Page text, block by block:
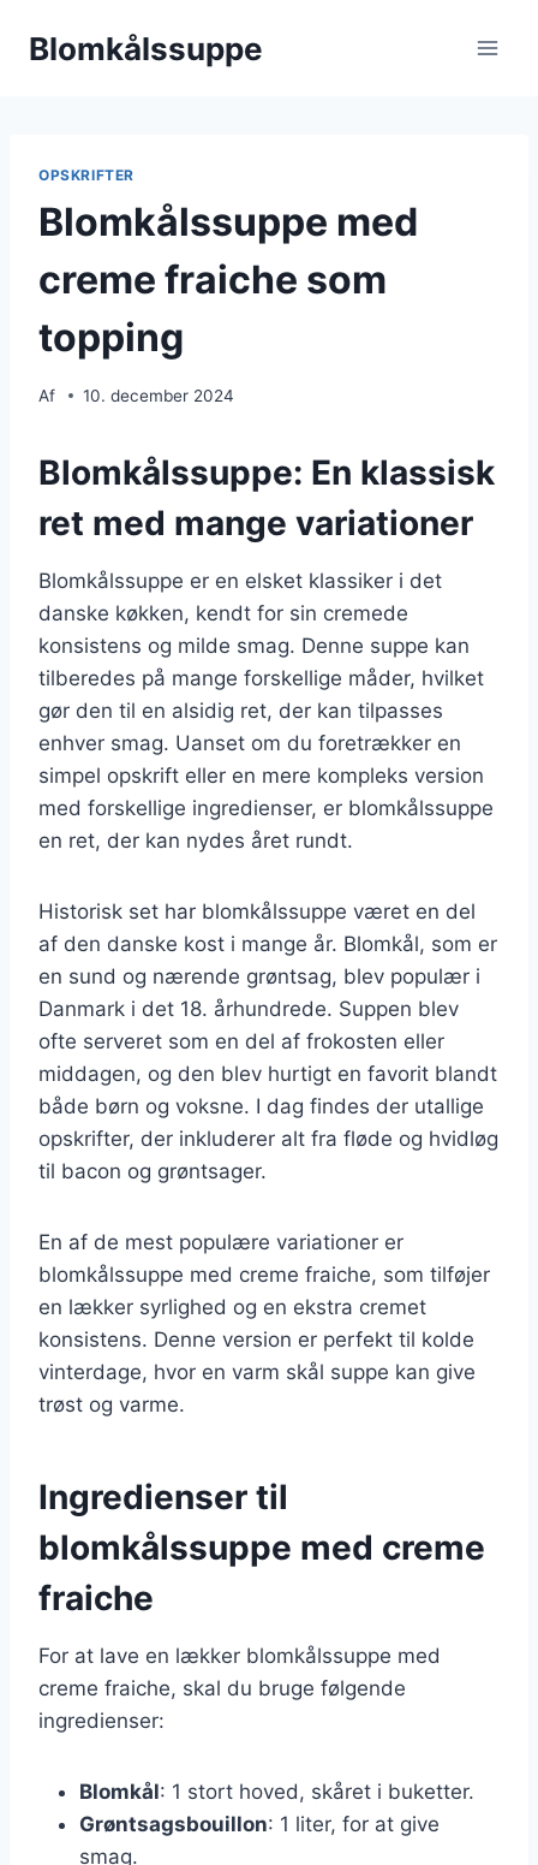
Blomkålssuppe
OPSKRIFTER
Blomkålssuppe med
creme fraiche som
topping
Af 10. december 2024
Blomkålssuppe: En klassisk
ret med mange variationer
Blomkålssuppe er en elsket klassiker i det
danske køkken, kendt for sin cremede
konsistens og milde smag. Denne suppe kan
tilberedes på mange forskellige måder, hvilket
gør den til en alsidig ret, der kan tilpasses
enhver smag. Uanset om du foretrækker en
simpel opskrift eller en mere kompleks version
med forskellige ingredienser, er blomkålssuppe
en ret, der kan nydes året rundt.
Historisk set har blomkålssuppe været en del
af den danske kost i mange år. Blomkål, som er
en sund og nærende grøntsag, blev populær i
Danmark i det 18. århundrede. Suppen blev
ofte serveret som en del af frokosten eller
middagen, og den blev hurtigt en favorit blandt
både børn og voksne. I dag findes der utallige
opskrifter, der inkluderer alt fra fløde og hvidløg
til bacon og grøntsager.
En af de mest populære variationer er
blomkålssuppe med creme fraiche, som tilføjer
en lækker syrlighed og en ekstra cremet
konsistens. Denne version er perfekt til kolde
vinterdage, hvor en varm skål suppe kan give
trøst og varme.
Ingredienser til
blomkålssuppe med creme
fraiche
For at lave en lækker blomkålssuppe med
creme fraiche, skal du bruge følgende
ingredienser:
Blomkål: 1 stort hoved, skåret i buketter.
Grøntsagsbouillon: 1 liter, for at give
smag.